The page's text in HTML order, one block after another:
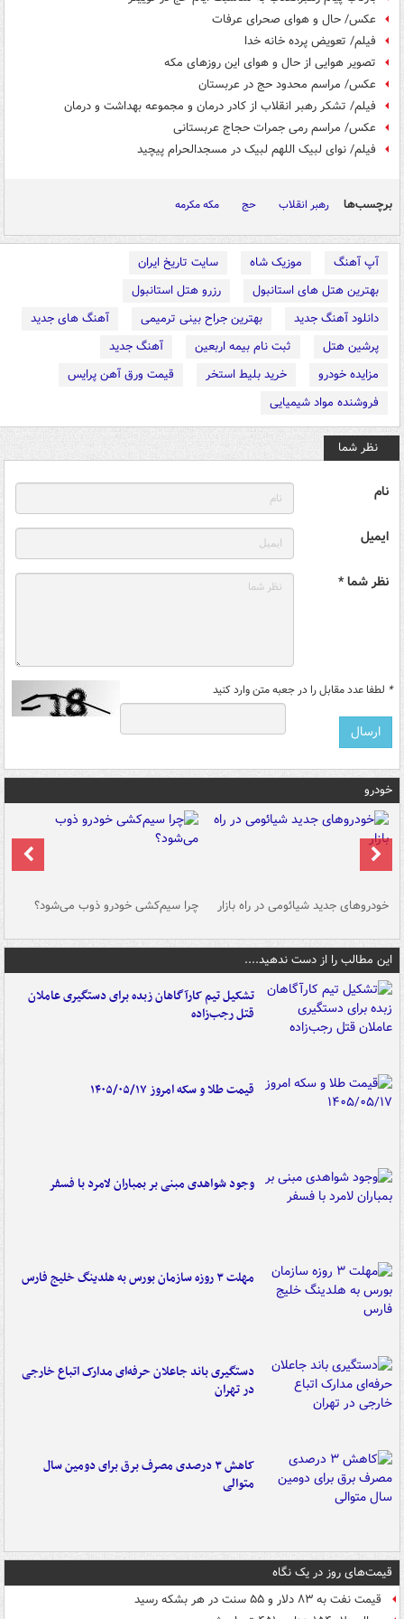
عکس/ حال و هوای صحرای عرفات
فیلم/ تعویض پرده خانه خدا
تصویر هوایی از حال و هوای این روزهای مکه
عکس/ مراسم محدود حج در عربستان
فیلم/ تشکر رهبر انقلاب از کادر درمان و مجموعه بهداشت و درمان
عکس/ مراسم رمی جمرات حجاج عربستانی
فیلم/ نوای لبیک اللهم لبیک در مسجدالحرام پیچید
برچسب‌ها رهبر انقلاب حج مکه مکرمه
آپ آهنگ موزیک شاه
سایت تاریخ ایران
بهترین هتل های استانبول
رزرو هتل استانبول
دانلود آهنگ جدید
بهترین جراح بینی ترمیمی
آهنگ های جدید
پرشین هتل
ثبت نام بیمه اربعین
آهنگ جدید
مزایده خودرو
خرید بلیط استخر
قیمت ورق آهن پرایس
فروشنده مواد شیمیایی
نظر شما
نام
ایمیل
نظر شما *
* لطفا عدد مقابل را در جعبه متن وارد کنید
خودرو
خودروهای جدید شیائومی در راه بازار چرا سیم‌کشی خودرو ذوب می‌شود؟
این مطالب را از دست ندهید....
تشکیل تیم کارآگاهان زبده برای دستگیری عاملان
قتل رجب‌زاده
قیمت طلا و سکه امروز ۱۴۰۵/۰۵/۱۷
وجود شواهدی مبنی بر بمباران لامرد با فسفر
مهلت ۳ روزه سازمان بورس به هلدینگ خلیج فارس
دستگیری باند جاعلان حرفه‌ای مدارک اتباع خارجی
در تهران
کاهش ۳ درصدی مصرف برق برای دومین سال
متوالی
قیمت‌های روز در یک نگاه
قیمت نفت به ۸۳ دلار و ۵۵ سنت در هر بشکه رسید